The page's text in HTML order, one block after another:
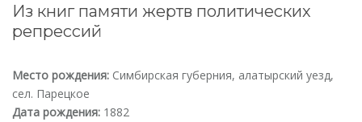
Из книг памяти жертв политических
репрессий
Место рождения: Симбирская губерния, алатырский уезд,
сел. Парецкое
Дата рождения: 1882